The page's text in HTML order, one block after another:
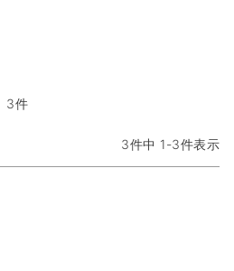
3
3件中 1-3件表示